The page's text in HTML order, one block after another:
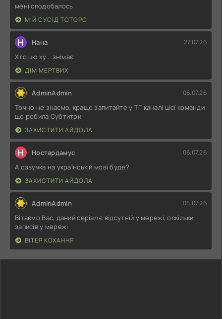
мені сподобалось
МІЙ СУСІД ТОТОРО
Н Нана 27.07.26
Хто цю ху....знімає
ДІМ МЕРТВИХ
AdminAdmin 06.07.26
Точно не знаємо, краще запитайте у ТГ каналі цієї команди
що робила Субтитри
ЗАХИСТИТИ АЙДОЛА
Н Ностардамус 06.07.26
А озвучка на українській мові буде?
ЗАХИСТИТИ АЙДОЛА
AdminAdmin 05.07.26
Вітаємо Вас, даний серіал є відсутній у мережі, оскільки
записів у мережі
ВІТЕР КОХАННЯ